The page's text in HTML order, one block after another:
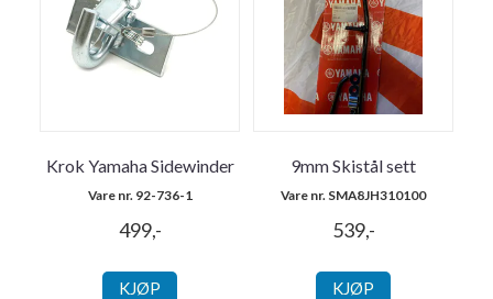
Krok Yamaha Sidewinder
Vare nr. 92-736-1
499,-
KJØP
9mm Skistål sett
Vare nr. SMA8JH310100
539,-
KJØP